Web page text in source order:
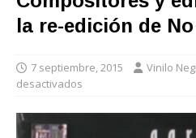
la re-edición de
7 septiembre, 2015 Vinilo
desactivados